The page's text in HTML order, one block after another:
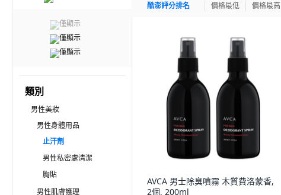
僅顯示
僅顯示
僅顯示
類別
男性美妝
男性身體用品
止汗劑
男性私密處清潔
胸貼
男性肌膚護理
酷澎評分排名 價格最低 價格最高
AVCA 男士除臭噴霧 木質費洛蒙香,
2個, 200ml